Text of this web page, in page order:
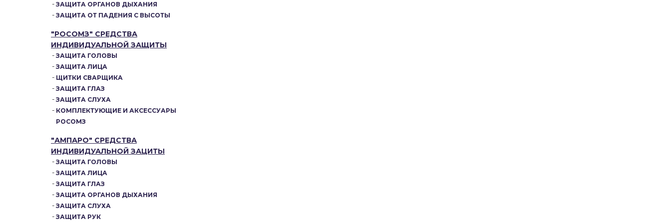
ЗАЩИТА ОРГАНОВ ДЫХАНИЯ
ЗАЩИТА ОТ ПАДЕНИЯ С ВЫСОТЫ
"РОСОМЗ" СРЕДСТВА
ИНДИВИДУАЛЬНОЙ ЗАЩИТЫ
ЗАЩИТА ГОЛОВЫ
ЗАЩИТА ЛИЦА
ЩИТКИ СВАРЩИКА
ЗАЩИТА ГЛАЗ
ЗАЩИТА СЛУХА
КОМПЛЕКТУЮЩИЕ И АКСЕССУАРЫ
РОСОМЗ
"АМПАРО" СРЕДСТВА
ИНДИВИДУАЛЬНОЙ ЗАЦИТЫ
ЗАЩИТА ГОЛОВЫ
ЗАЩИТА ЛИЦА
ЗАЩИТА ГЛАЗ
ЗАЩИТА ОРГАНОВ ДЫХАНИЯ
ЗАЩИТА СЛУХА
ЗАЩИТА РУК